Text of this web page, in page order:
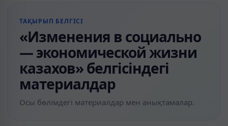
ТАҚЫРЫП БЕЛГІСІ
«Изменения в социально
— экономической жизни
казахов» белгісіндегі
материалдар
Осы бөлімдегі материалдар мен анықтамалар.